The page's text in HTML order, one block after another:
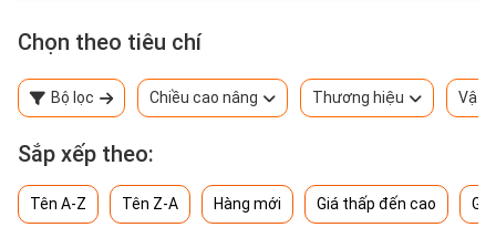
Chọn theo tiêu chí
Bộ lọc Chiều cao nâng Thương hiệu Vật
Sắp xếp theo:
Tên A-Z Tên Z-A Hàng mới Giá thấp đến cao